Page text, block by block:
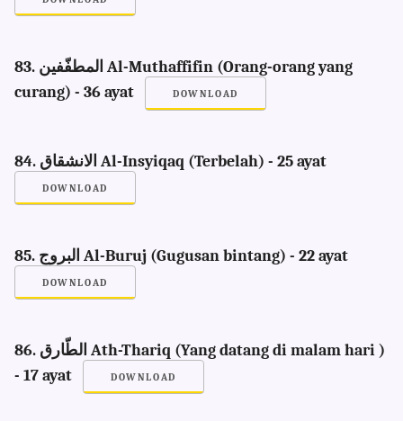
83. المطفّفين Al-Muthaffifin (Orang-orang yang
curang) - 36 ayat
DOWNLOAD
84. الانشقاق Al-Insyiqaq (Terbelah) - 25 ayat
DOWNLOAD
85. البروج Al-Buruj (Gugusan bintang) - 22 ayat
DOWNLOAD
86. الطّارق Ath-Thariq (Yang datang di malam hari )
- 17 ayat
DOWNLOAD